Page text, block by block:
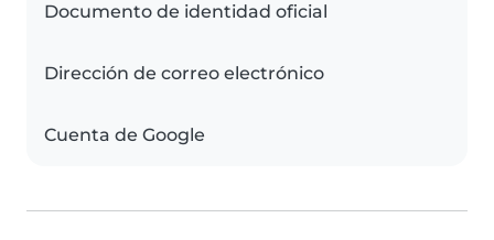
Documento de identidad oficial
Dirección de correo electrónico
Cuenta de Google